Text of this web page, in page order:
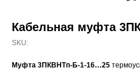
Кабельная муфта
SKU:
Муфта 3ПКВНТп-Б-1-16…25